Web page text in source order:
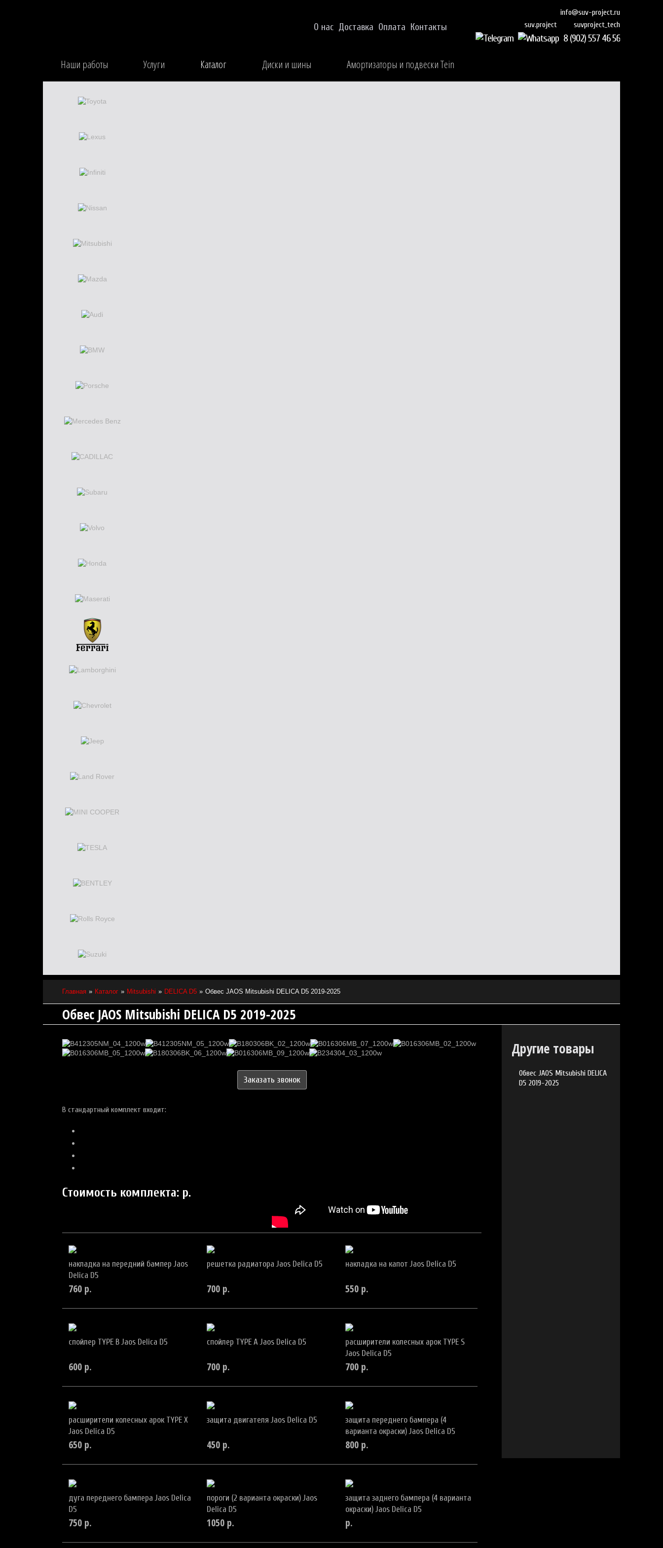
info@suv-project.ru
suv.project
suvproject_tech
8 (902) 557 46 56
О нас Доставка Оплата Контакты
Наши работы Услуги Каталог Диски и шины Амортизаторы и подвески Tein
Главная Каталог Mitsubishi DELICA D5 Обвес JAOS Mitsubishi DELICA D5 2019-2025
Обвес JAOS Mitsubishi DELICA D5 2019-2025
Заказать звонок
В стандартный комплект входит:
Стоимость комплекта: р.
накладка на передний бампер Jaos
Delica D5
760р.
решетка радиатора Jaos Delica D5
700 р.
накладка на капот Jaos Delica D5
550р.
спойлер TYPE B Jaos Delica D5
600р.
спойлер TYPE A Jaos Delica D5
700 р.
расширители колесных арок TYPE S
Jaos Delica D5
700р.
расширители колесных арок TYPE X
Jaos Delica D5
650р.
защита двигателя Jaos Delica D5
450 р.
защита переднего бампера (4
варианта окраски) Jaos Delica D5
800р.
дуга переднего бампера Jaos Delica
D5
750р.
пороги (2 варианта окраски) Jaos
Delica D5
1050 р.
защита заднего бампера (4 варианта
окраски) Jaos Delica D5
р.
Другие товары
Обвес JAOS Mitsubishi DELICA
D5 2019-2025